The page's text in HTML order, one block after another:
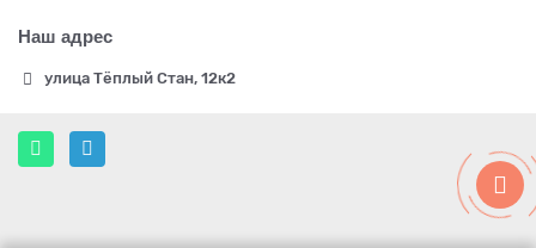
Наш адрес
улица Тёплый Стан, 12к2